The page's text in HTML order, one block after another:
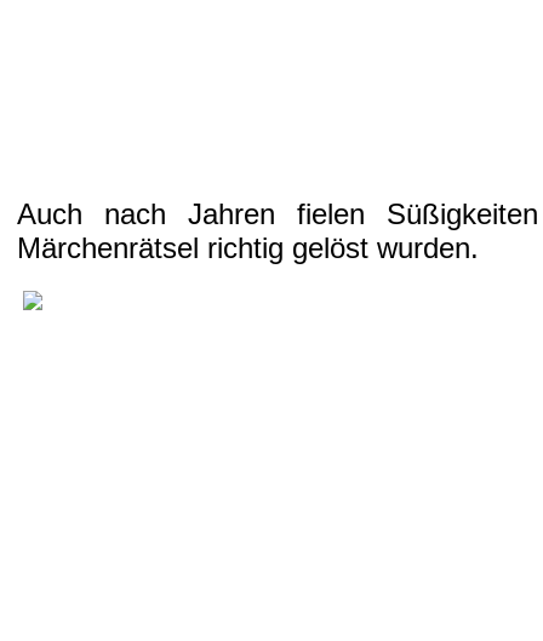
Auch nach Jahren fielen
Märchenrätsel richtig gelöst wurden.